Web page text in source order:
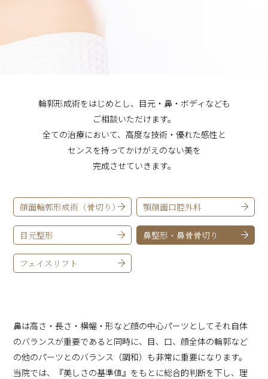
輪郭形成術をはじめとし、目元・鼻・ボディなども
ご相談いただけます。
全ての治療において、高度な技術・優れた感性と
センスを持ってかけがえのない美を
完成させていきます。
顔面輪郭形成術（骨切り） 顎顔面口腔外科
目元整形 鼻整形・鼻骨骨切り
フェイスリフト
鼻は高さ・長さ・横幅・形など顔の中心パーツとしてそれ自体
のバランスが重要であると同時に、目、口、顔全体の輪郭など
の他のパーツとのバランス（調和）も非常に重要になります。
当院では、『美しさの基準値』をもとに総合的判断を下し、理